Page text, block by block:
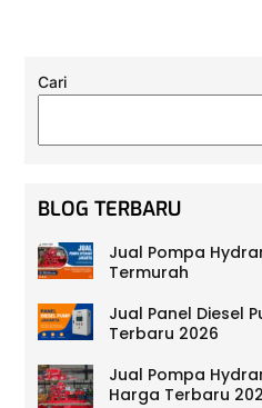
Cari
BLOG TERBARU
Jual Pompa
Termurah
Jual Panel Diesel
Terbaru 2026
Jual Pompa
Harga Terbaru